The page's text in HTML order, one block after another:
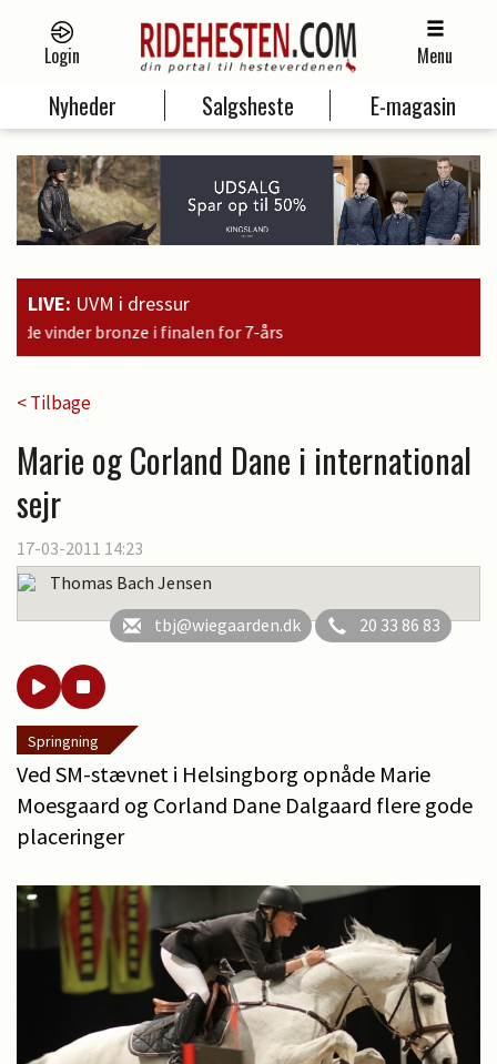
Login Menu
Nyheder Salgsheste E-magasin
LIVE: UVM i dressur
< Tilbage
Marie og Corland Dane i international
sejr
17-03-2011 14:23
Thomas Bach Jensen
tbj@wiegaarden.dk
20 33 86 83
Springning
Ved SM-stævnet i Helsingborg opnåde Marie
Moesgaard og Corland Dane Dalgaard flere gode
placeringer